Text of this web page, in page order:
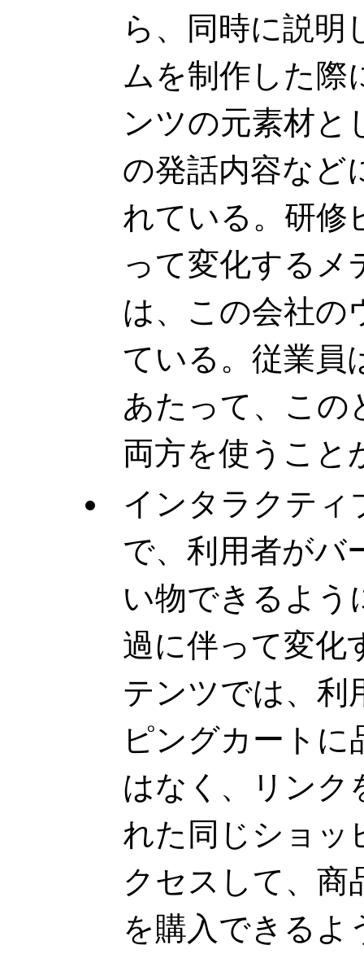
ら、同時に説明
ムを制作した際
ンツの元素材と
の発話内容など
れている。研修
って変化するメ
は、この会社の
ている。従業員
あたって、この
両方を使うこと
インタラクティ
で、利用者がバ
い物できるよう
過に伴って変化
テンツでは、利
ピングカート
はなく、リンク
れた同じショッ
クセスして、商
を購入できるよ